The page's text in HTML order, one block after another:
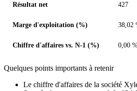
Résultat net 427
Marge d'exploitation (%) 38,02
Chiffre d'affaires vs. N-1 (%) 0,00
Quelques points importants à retenir
Le chiffre d'affaires de la société